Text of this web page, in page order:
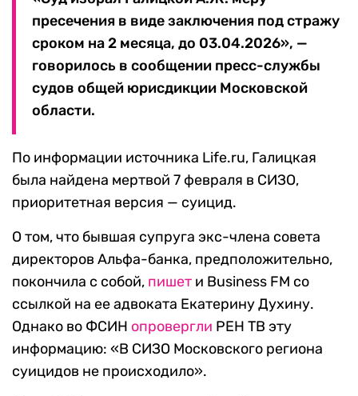
пресечения в виде заключения под стражу
сроком на 2 месяца, до 03.04.2026», —
говорилось в сообщении пресс-службы
судов общей юрисдикции Московской
области.
По информации источника Life.ru, Галицкая
была найдена мертвой 7 февраля в СИЗО,
приоритетная версия — суицид.
О том, что бывшая супруга экс-члена совета
директоров Альфа-банка, предположительно,
покончила с собой, пишет и Business FM со
ссылкой на ее адвоката Екатерину Духину.
Однако во ФСИН опровергли РЕН ТВ эту
информацию: «В СИЗО Московского региона
суицидов не происходило».